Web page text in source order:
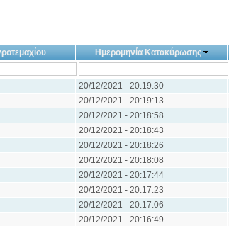
Ημερομηνία Κατακύρωσης
20/12/2021 - 20:19:30
20/12/2021 - 20:19:13
20/12/2021 - 20:18:58
20/12/2021 - 20:18:43
20/12/2021 - 20:18:26
20/12/2021 - 20:18:08
20/12/2021 - 20:17:44
20/12/2021 - 20:17:23
20/12/2021 - 20:17:06
20/12/2021 - 20:16:49